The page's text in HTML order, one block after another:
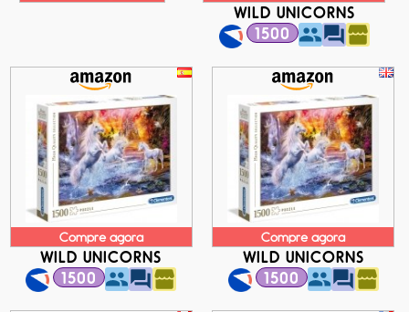
WILD UNICORNS
1500
Compre agora
WILD UNICORNS
1500
Compre agora
WILD UNICORNS
1500